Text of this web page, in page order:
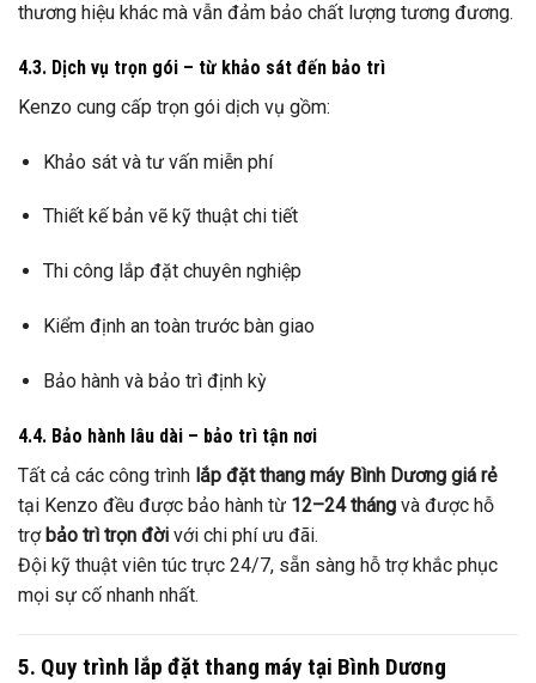
thương hiệu khác mà vẫn đảm bảo chất lượng tương đương.
4.3. Dịch vụ trọn gói – từ khảo sát đến bảo trì
Kenzo cung cấp trọn gói dịch vụ gồm:
Khảo sát và tư vấn miễn phí
Thiết kế bản vẽ kỹ thuật chi tiết
Thi công lắp đặt chuyên nghiệp
Kiểm định an toàn trước bàn giao
Bảo hành và bảo trì định kỳ
4.4. Bảo hành lâu dài – bảo trì tận nơi
Tất cả các công trình lắp đặt thang máy Bình Dương giá rẻ
tại Kenzo đều được bảo hành từ 12–24 tháng và được hỗ
trợbảo trì trọn đời với chi phí ưu đãi.
Đội kỹ thuật viên túc trực 24/7, sẵn sàng hỗ trợ khắc phục
mọi sự cố nhanh nhất.
5. Quy trình lắp đặt thang máy tại Bình Dương